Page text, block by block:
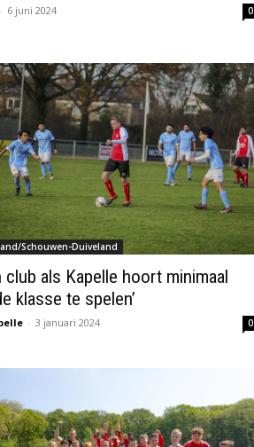
- 6 juni 2024 0
Schouwen-Duiveland
club als Kapelle hoort minimaal
klasse te spelen’
- 3 januari 2024 0